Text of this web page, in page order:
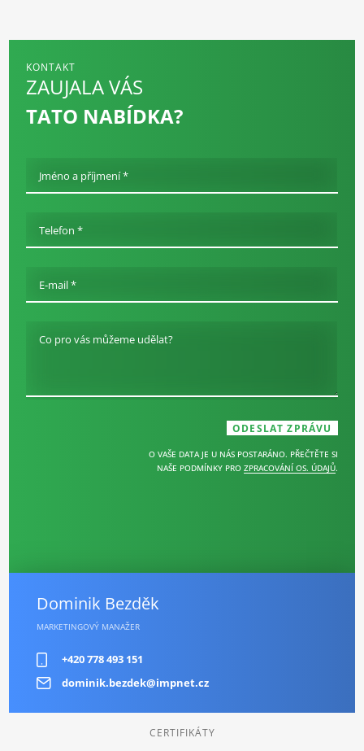
KONTAKT
ZAUJALA VÁS
TATO NABÍDKA?
Jméno a příjmení *
Telefon *
E-mail *
Co pro vás můžeme udělat?
O VAŠE DATA JE U NÁS POSTARÁNO. PŘEČTĚTE SI
NAŠE PODMÍNKY PRO ZPRACOVÁNÍ OS. ÚDAJŮ.
Dominik Bezděk
MARKETINGOVÝ MANAŽER
+420 778 493 151
dominik.bezdek@impnet.cz
CERTIFIKÁTY